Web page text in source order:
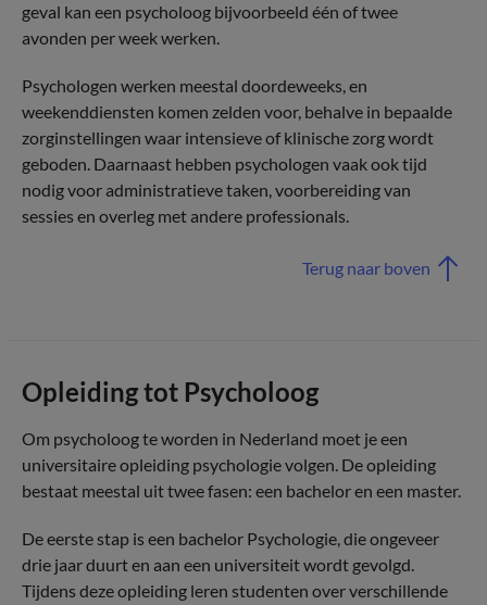
geval kan een psycholoog bijvoorbeeld één of twee
avonden per week werken.
Psychologen werken meestal doordeweeks, en
weekenddiensten komen zelden voor, behalve in bepaalde
zorginstellingen waar intensieve of klinische zorg wordt
geboden. Daarnaast hebben psychologen vaak ook tijd
nodig voor administratieve taken, voorbereiding van
sessies en overleg met andere professionals.
Terug naar boven
Opleiding tot Psycholoog
Om psycholoog te worden in Nederland moet je een
universitaire opleiding psychologie volgen. De opleiding
bestaat meestal uit twee fasen: een bachelor en een master.
De eerste stap is een bachelor Psychologie, die ongeveer
drie jaar duurt en aan een universiteit wordt gevolgd.
Tijdens deze opleiding leren studenten over verschillende